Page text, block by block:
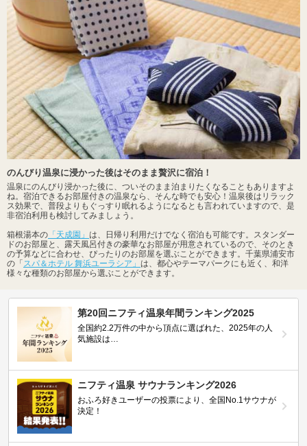
のんびり温泉に浸かった後はそのまま贅沢に宿泊！
温泉にのんびり浸かった後に、ついそのまま泊まりたくなることもありますよ
ね。宿泊できるお部屋付きの温泉なら、そんな時でも安心！温泉後はリラック
ス効果で、普段よりもぐっすり眠れるようになるとも言われていますので、是
非宿泊利用も検討してみましょう。
箱根湯本の 「天成園」 は、日帰り利用だけでなく宿泊も可能です。スタンダー
ドのお部屋と、露天風呂付きの豪華なお部屋が用意されているので、そのとき
の予算などに合わせ、ぴったりのお部屋を選ぶことができます。千葉県浦安市
の「スパ＆ホテル 舞浜ユーラシア」 は、都心やテーマパークにも近く、和洋
様々な種類のお部屋から選ぶことができます。
第20回ニフティ温泉年間ランキング2025
全国約2.2万件の中から頂点に選ばれた、2025年の人
気施設は…
ニフティ温泉 サウナランキング2026
おふろ好きユーザーの投票により、全国No.1サウナが
決定！